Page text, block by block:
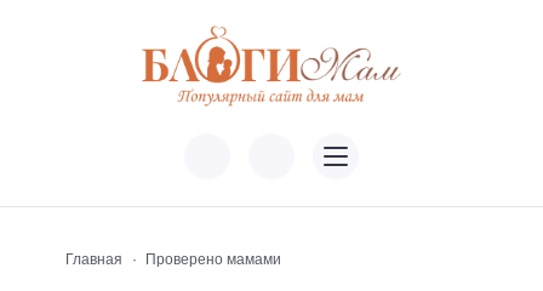
Главная Проверено мамами